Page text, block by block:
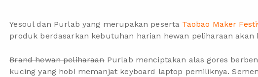
Yesoul dan Purlab yang merupakan peserta Taobao Maker
produk berdasarkan kebutuhan harian hewan peliharaan akan
Brand hewan peliharaanPurlab menciptakan alas gores
kucing yang hobi memanjat keyboard laptop pemiliknya.